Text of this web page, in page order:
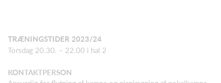
TRÆNINGSTIDER 2023/24
Torsdag 20.30. – 22.00 i hal 2
KONTAKTPERSON